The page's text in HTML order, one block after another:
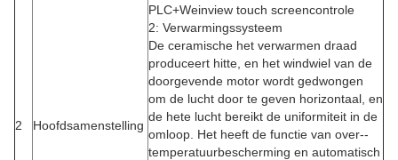
2 Hoofdsamenstelling
PLC+Weinview touch screencontrole
2: Verwarmingssysteem
De ceramische het verwarmen draad
produceert hitte, en het windwiel van de
doorgevende motor wordt gedwongen
om de lucht door te geven horizontaal, en
de hete lucht bereikt de uniformiteit in de
omloop. Het heeft de functie van over--
temperatuurbescherming en automatisch